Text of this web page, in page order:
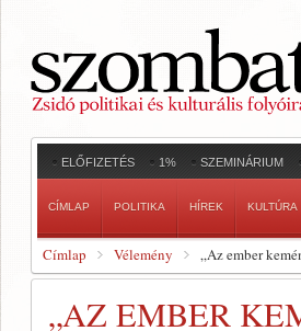
ELŐFIZETÉS 1% SZEMINÁRIUM
CÍMLAP POLITIKA HÍREK KULTÚRA
Címlap Vélemény „Az ember
„AZ EMBER